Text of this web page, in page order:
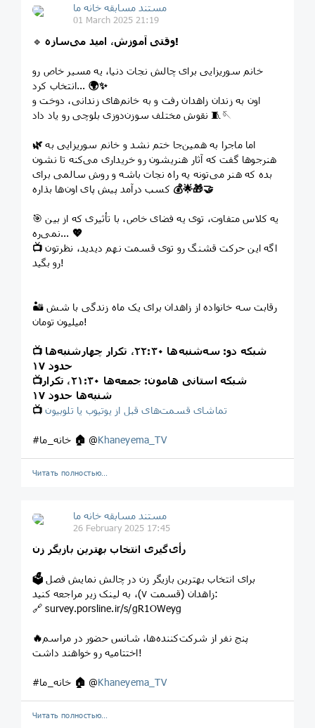
مستند مسابقه خانه ما
01 March 2025 21:19
🔹 وقتی آموزش، امید می‌سازه!
خانم سوریزایی برای چالش نجات دنیا، یه مسیر خاص رو
انتخاب کرد... 🌍✨
اون به زندان زاهدان رفت و به خانم‌های زندانی، دوخت و
نقوش مختلف سوزن‌دوزی بلوچی رو یاد داد 🧵🪡
🌿 اما ماجرا به همین‌جا ختم نشد و خانم سوریزایی به
هنرجوها گفت که آثار هنریشون رو خریداری می‌کنه تا نشون
بده که هنر می‌تونه یه راه نجات باشه و روش سالمی برای
💰🌟🎁🤝
🎯 یه کلاس متفاوت، توی یه فضای خاص، با تأثیری که از بین
نمی‌ره... 💖
📺 اگه این حرکت قشنگ رو توی قسمت نهم دیدید، نظرتون
رو بگید!
🏜 رقابت سه خانواده از زاهدان برای یک ماه زندگی با شش
میلیون تومان!
📺
حدود ۱۷
📺شبکه استانی هامون: جمعه‌ها ۲۱:۳۰، تکرار
شنبه‌ها حدود ۱۷
📺 تماشای قسمت‌های قبل از یوتیوب یا تلوبیون
🏠 @Khaneyema_TV
Читать полностью…
مستند مسابقه خانه ما
26 February 2025 17:45
رأی‌گیری انتخاب بهترین بازیگر زن
🗳 برای انتخاب بهترین بازیگر زن در چالش نمایش فصل
زاهدان (قسمت ۷)، به لینک زیر مراجعه کنید:
🔗 survey.porsline.ir/s/gR1OWeyg
🔥پنج نفر از شرکت‌کننده‌ها، شانس حضور در مراسم
اختتامیه رو خواهند داشت!
🏠 @Khaneyema_TV
Читать полностью…